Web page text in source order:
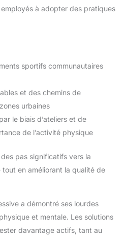
à adopter des pratiques
sportifs communautaires
et des chemins de
urbaines
le biais d’ateliers et de
de l’activité physique
pas significatifs vers la
en améliorant la qualité de
a démontré ses lourdes
et mentale. Les solutions
davantage actifs, tant au